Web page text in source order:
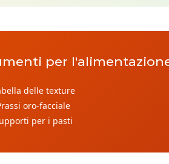
per
delle texture
oro-facciale
per i pasti